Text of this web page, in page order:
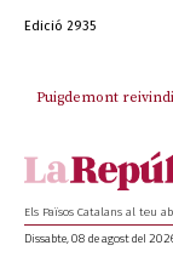
Edició 2935
Puigdemont
Portugal acusa
Els Països Catalans al teu
Dissabte, 08 de agost del